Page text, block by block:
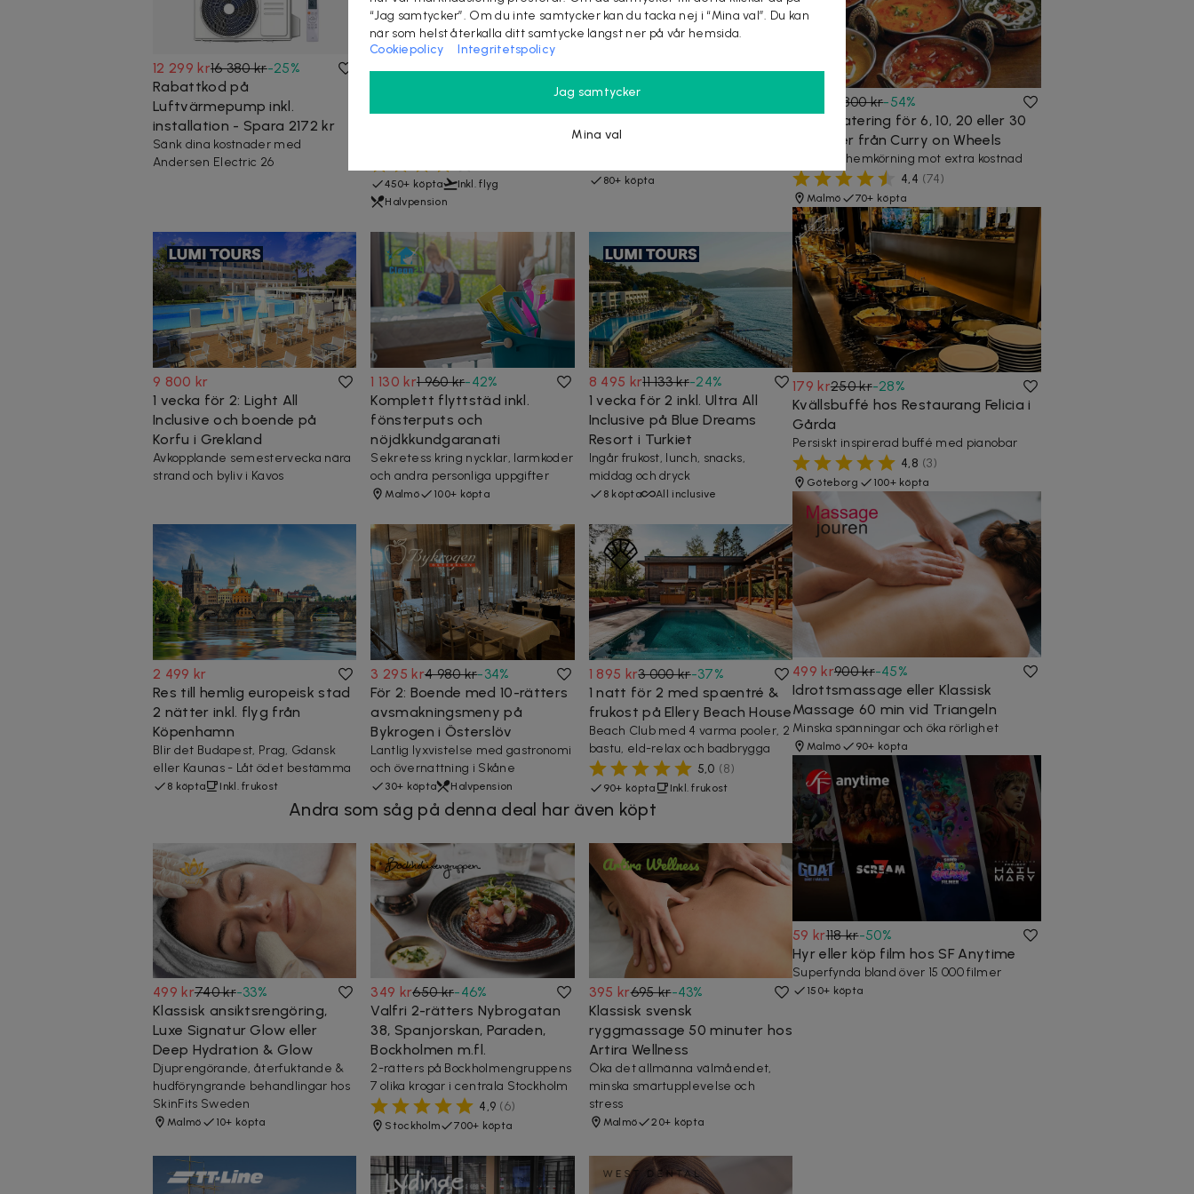
12 299 kr16 380 kr-25%
Rabattkod på
Luftvärmepump inkl.
installation - Spara 2172 kr
Sänk dina kostnader med
Andersen Electric 26
7 995 kr
450+ köpta
Inkl. flyg
Halvpension
3 299 kr4 430 kr-26%
3 dagars kryssning för 2 till
hytt och buffé
80+ köpta
9 800 kr
1 vecka för 2: Light All
Inclusive och boende på
Korfu i Grekland
Avkopplande semestervecka nära
strand och byliv i Kavos
1 130 kr1 960 kr-42%
Komplett flyttstäd inkl.
fönsterputs och
nöjdkkundgaranati
Sekretess kring nycklar, larmkoder
och andra personliga uppgifter
Malmö 100+ köpta
8 495 kr11 133 kr-24%
1 vecka för 2 inkl. Ultra All
Inclusive på Blue Dreams
Resort i Turkiet
Ingår frukost, lunch, snacks,
middag och dryck
8 köpta All inclusive
2 499 kr
Res till hemlig europeisk stad
2 nätter inkl. flyg från
Köpenhamn
Blir det Budapest, Prag, Gdansk
eller Kaunas - Låt ödet bestämma
8 köpta Inkl. frukost
3 295 kr4 980 kr-34%
För 2: Boende med 10-rätters
avsmakningsmeny på
Bykrogen i Österslöv
Lantlig lyxvistelse med gastronomi
och övernattning i Skåne
30+ köpta Halvpension
1 895 kr3 000 kr-37%
1 natt för 2 med spaentré &
frukost på Ellery Beach House
Beach Club med 4 varma pooler, 2
bastu, eld-relax och badbrygga
5,0 (8)
90+ köpta Inkl. frukost
Andra som såg på denna deal har även köpt
499 kr740 kr-33%
Klassisk ansiktsrengöring,
Luxe Signatur Glow eller
Deep Hydration & Glow
Djuprengörande, återfuktande &
hudföryngrande behandlingar hos
SkinFits Sweden
Malmö 10+ köpta
349 kr650 kr-46%
Valfri 2-rätters Nybrogatan
38, Spanjorskan, Paraden,
Bockholmen m.fl.
2-rätters på Bockholmengruppens
7 olika krogar i centrala Stockholm
4,9 (6)
Stockholm 700+ köpta
395 kr695 kr-43%
Klassisk svensk
ryggmassage 50 minuter hos
Artira Wellness
Öka det allmänna välmåendet,
minska smärtupplevelse och
stress
Malmö 20+ köpta
1 800 kr-54%
Indisk catering för 6, 10, 20 eller 30
personer från Curry on Wheels
Erbjuder hemkörning mot extra kostnad
4,4 (74)
Malmö 70+ köpta
179 kr250 kr-28%
Kvällsbuffé hos Restaurang Felicia i
Gårda
Persiskt inspirerad buffé med pianobar
4,8 (3)
Göteborg 100+ köpta
499 kr900 kr-45%
Idrottsmassage eller Klassisk
Massage 60 min vid Triangeln
Minska spänningar och öka rörlighet
Malmö 90+ köpta
59 kr118 kr-50%
Hyr eller köp film hos SF Anytime
Superfynda bland över 15 000 filmer
150+ köpta
“Jag samtycker”. Om du inte samtycker kan du tacka nej i “Mina val”. Du kan
när som helst återkalla ditt samtycke längst ner på vår hemsida.
Cookiepolicy
Integritetspolicy
Jag samtycker
Mina val